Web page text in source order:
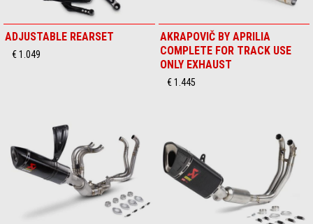
ADJUSTABLE REARSET
€ 1.049
AKRAPOVIČ BY APRILIA
COMPLETE FOR TRACK USE
ONLY EXHAUST
€ 1.445